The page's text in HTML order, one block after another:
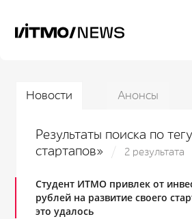
Новости Анонсы
Результаты поиска по
стартапов»
2 результата
Студент ИТМО привлек от
рублей на развитие своего
это удалось